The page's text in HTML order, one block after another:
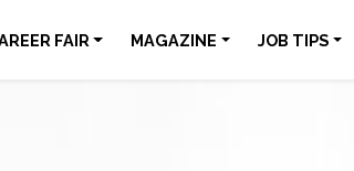
FAIR MAGAZINE JOB TIPS